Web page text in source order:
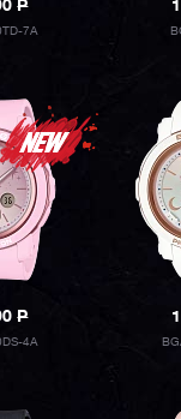
P
7A
P
4A